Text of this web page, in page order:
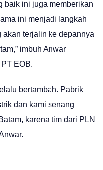
baik ini juga memberikan
ini menjadi langkah
terjalin ke depannya
imbuh Anwar
EOB.
bertambah. Pabrik
dan kami senang
karena tim dari PLN